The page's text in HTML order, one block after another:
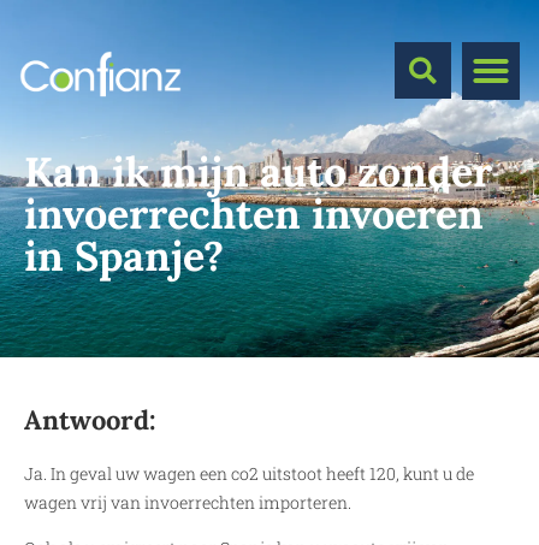
Kan ik mijn auto zonder
invoerrechten invoeren
in Spanje?
Antwoord:
Ja. In geval uw wagen een co2 uitstoot heeft 120, kunt u de
wagen vrij van invoerrechten importeren.